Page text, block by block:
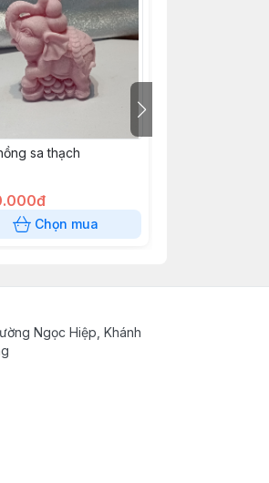
sa thạch
Chọn mua
Ngọc Hiệp, Khánh